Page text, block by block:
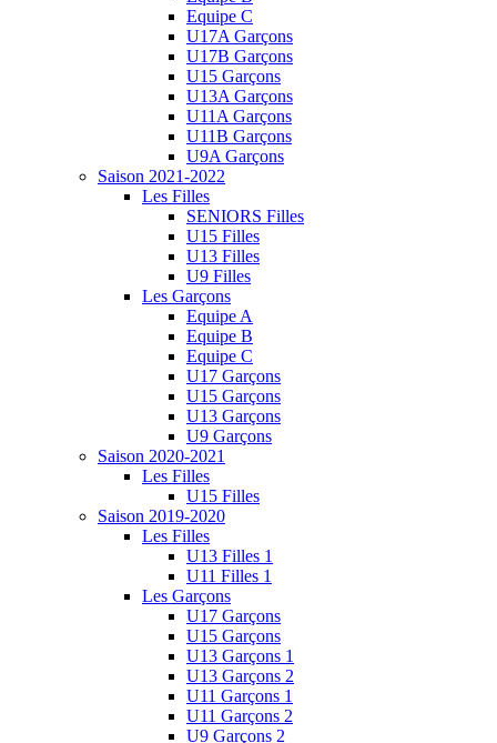
Equipe C
U17A Garçons
U17B Garçons
U15 Garçons
U13A Garçons
U11A Garçons
U11B Garçons
U9A Garçons
Saison 2021-2022
Les Filles
SENIORS Filles
U15 Filles
U13 Filles
U9 Filles
Les Garçons
Equipe A
Equipe B
Equipe C
U17 Garçons
U15 Garçons
U13 Garçons
U9 Garçons
Saison 2020-2021
Les Filles
U15 Filles
Saison 2019-2020
Les Filles
U13 Filles 1
U11 Filles 1
Les Garçons
U17 Garçons
U15 Garçons
U13 Garçons 1
U13 Garçons 2
U11 Garçons 1
U11 Garçons 2
U9 Garçons 2